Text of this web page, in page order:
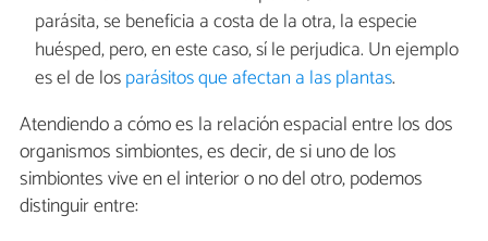
parásita, se beneficia a costa de la otra, la especie
huésped, pero, en este caso, sí le perjudica. Un ejemplo
es el de losparásitos que afectan a las plantas.
Atendiendo a cómo es la relación espacial entre los dos
organismos simbiontes, es decir, de si uno de los
simbiontes vive en el interior o no del otro, podemos
distinguir entre: